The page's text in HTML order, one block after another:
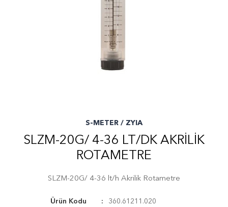
S-METER / ZYIA
SLZM-20G/ 4-36 LT/DK AKRILIK
ROTAMETRE
SLZM-20G/ 4-36 lt/h Akrilik Rotametre
Ürün Kodu
360.61211.020